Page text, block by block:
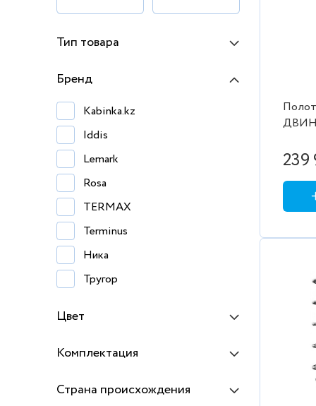
Тип товара
Бренд
Kabinka.kz
Iddis
Lemark
Rosa
TERMAX
Terminus
Ника
Тругор
Цвет
Комплектация
Страна происхождения
ДВИН
1"×3/4"
239